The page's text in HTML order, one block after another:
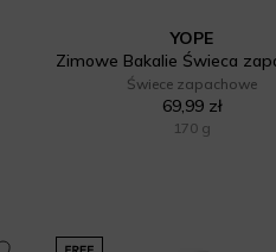
YOPE
Świece zapachowe
69,99 zł
170 g